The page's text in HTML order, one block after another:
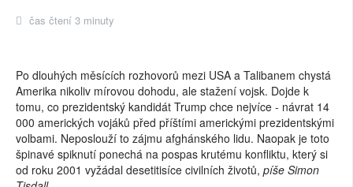
čas čtení 3 minuty
Po dlouhých měsících rozhovorů mezi USA a Talibanem chystá
Amerika nikoliv mírovou dohodu, ale stažení vojsk. Dojde k
tomu, co prezidentský kandidát Trump chce nejvíce - návrat 14
000 amerických vojáků před příštími americkými prezidentskými
volbami. Neposlouží to zájmu afghánského lidu. Naopak je toto
špinavé spiknutí ponechá na pospas krutému konfliktu, který si
od roku 2001 vyžádal desetitisíce civilních životů, píše Simon